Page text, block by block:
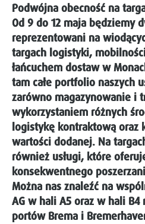
Podwójna obecność na
Od 9 do 12 maja będziemy
reprezentowani na
targach logistyki,
łańcuchem dostaw w
tam całe portfolio naszych
zarówno magazynowanie i
wykorzystaniem różnych
logistykę kontraktową oraz
wartości dodanej. Na
również usługi, które
konsekwentnego
Można nas znaleźć na
AG w hali A5 oraz w hali B4
portów Brema i